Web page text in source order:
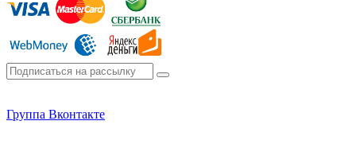
Группа Вконтакте